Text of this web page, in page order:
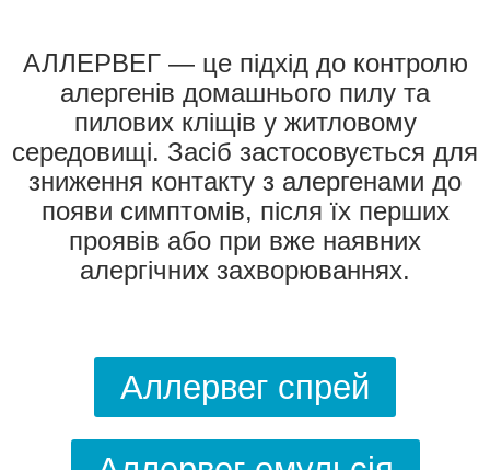
АЛЛЕРВЕГ — це підхід до контролю
алергенів домашнього пилу та
пилових кліщів у житловому
середовищі. Засіб застосовується для
зниження контакту з алергенами до
появи симптомів, після їх перших
проявів або при вже наявних
алергічних захворюваннях.
Аллервег спрей